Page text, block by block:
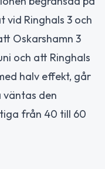
vid Ringhals 3 och
Oskarshamn 3
och att Ringhals
halv effekt, går
väntas den
från 40 till 60